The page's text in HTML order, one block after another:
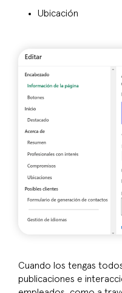
Ubicación
Cuando los tengas
publicaciones e